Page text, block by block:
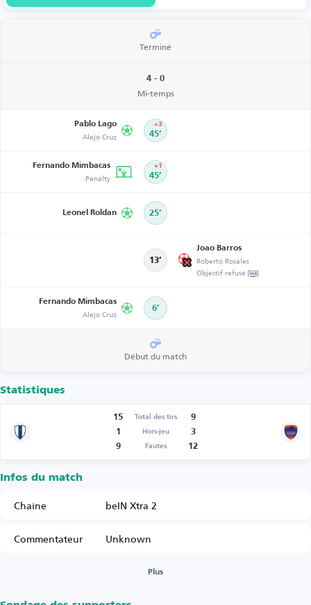
Terminé
4 - 0
Mi-temps
Pablo Lago
Alejo Cruz 45’
+3
Fernando Mimbacas
Pénalty 45’
+1
Leonel Roldan 25’
13’
Joao Barros
Roberto Rosales
Objectif refusé
Fernando Mimbacas
Alejo Cruz 6’
Début du match
Statistiques
15 Total des tirs
9
1
Hors-jeu
3
9
Fautes 12
Infos du match
Chaîne
beIN Xtra 2
Commentateur
Unknown
Plus